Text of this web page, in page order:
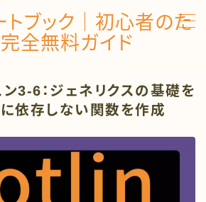
ブック｜初心者のた
全無料ガイド
構築しよう
編
ン3-6：ジェネリクスの基礎を
依存しない関数を作成